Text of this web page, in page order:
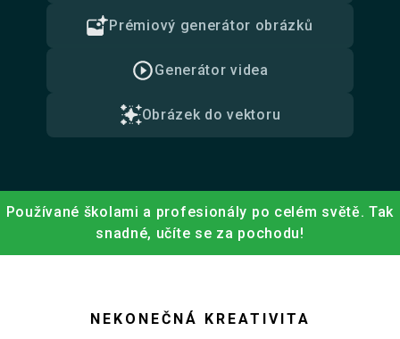
Prémiový generátor obrázků
Generátor videa
Obrázek do vektoru
Používané školami a profesionály po celém světě. Tak
snadné, učíte se za pochodu!
NEKONEČNÁ KREATIVITA